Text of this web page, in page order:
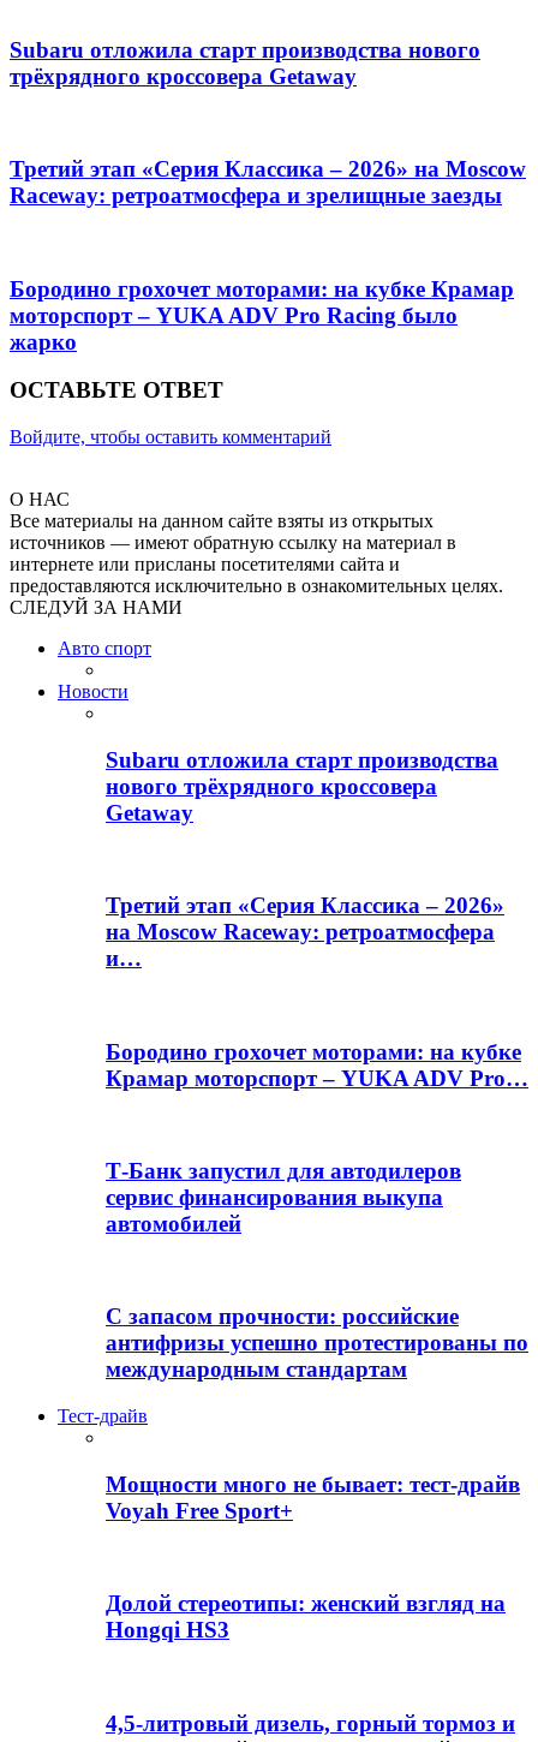
Subaru отложила старт производства нового
трёхрядного кроссовера Getaway
Третий этап «Серия Классика – 2026» на Moscow
Raceway: ретроатмосфера и зрелищные заезды
Бородино грохочет моторами: на кубке Крамар
моторспорт – YUKA ADV Pro Racing было
жарко
ОСТАВЬТЕ ОТВЕТ
Войдите, чтобы оставить комментарий
О НАС
Все материалы на данном сайте взяты из открытых
источников — имеют обратную ссылку на материал в
интернете или присланы посетителями сайта и
предоставляются исключительно в ознакомительных целях.
СЛЕДУЙ ЗА НАМИ
Авто спорт
Новости
Subaru отложила старт производства
нового трёхрядного кроссовера
Getaway
Третий этап «Серия Классика – 2026»
на Moscow Raceway: ретроатмосфера
и…
Бородино грохочет моторами: на кубке
Крамар моторспорт – YUKA ADV Pro…
Т-Банк запустил для автодилеров
сервис финансирования выкупа
автомобилей
С запасом прочности: российские
антифризы успешно протестированы по
международным стандартам
Тест-драйв
Мощности много не бывает: тест-драйв
Voyah Free Sport+
Долой стереотипы: женский взгляд на
Hongqi HS3
4,5-литровый дизель, горный тормоз и